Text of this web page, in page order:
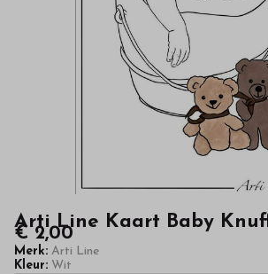
kwaliteit
Arti Line Kaart Baby
€ 2,00
Merk: Arti Line
Kleur: Wit